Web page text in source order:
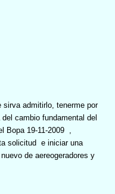
admitirlo, tenerme por
cambio fundamental del
Bopa 19-11-2009
solicitud e iniciar una
de aereogeradores y